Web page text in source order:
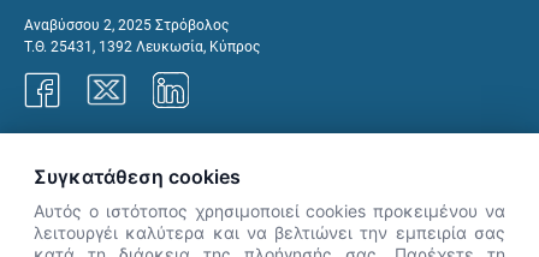
Αναβύσσου 2, 2025 Στρόβολος
Τ.Θ. 25431, 1392 Λευκωσία, Κύπρος
Συγκατάθεση cookies
Αυτός ο ιστότοπος χρησιμοποιεί cookies προκειμένου να
λειτουργέι καλύτερα και να βελτιώνει την εμπειρία σας